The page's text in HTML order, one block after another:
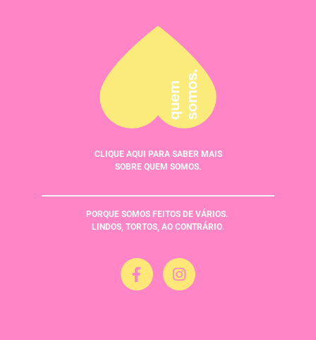
CLIQUE AQUI PARA SABER MAIS
SOBRE QUEM SOMOS.
PORQUE SOMOS FEITOS DE VÁRIOS.
LINDOS, TORTOS, AO CONTRÁRIO.